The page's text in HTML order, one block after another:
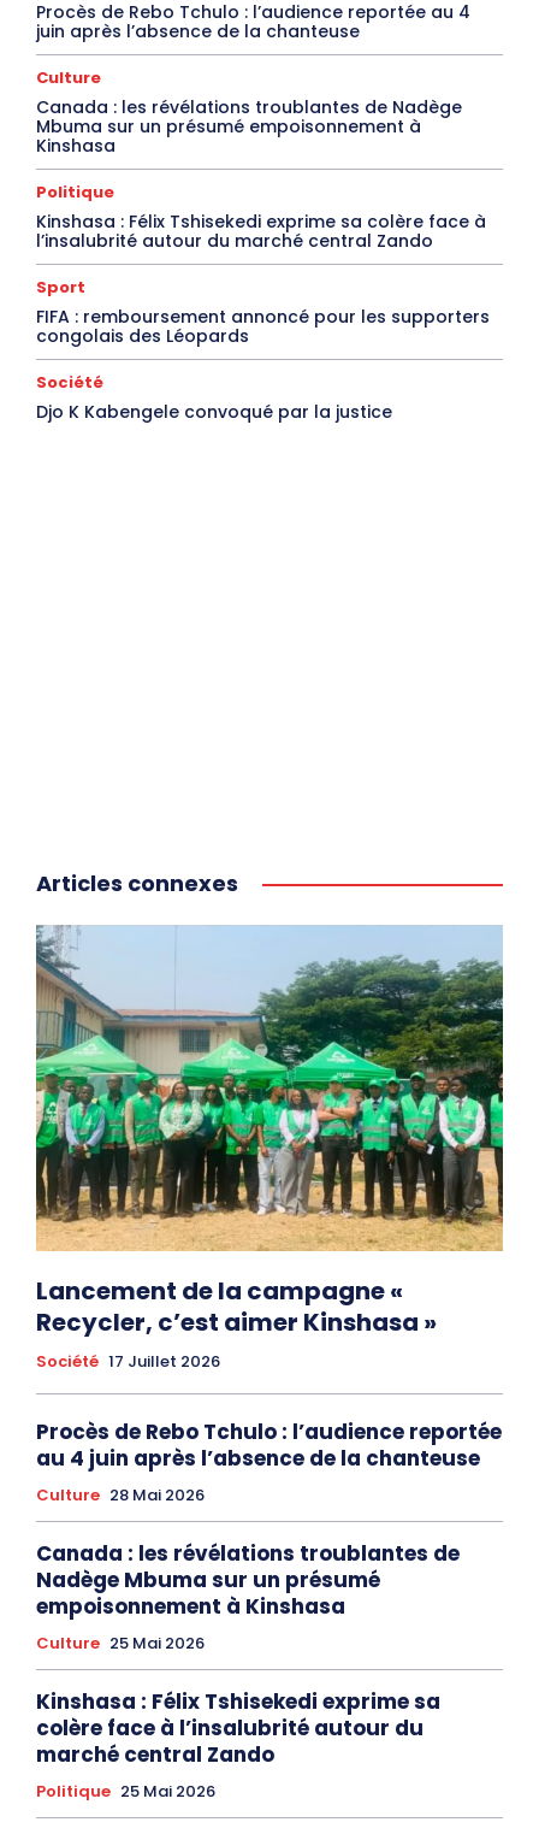
Procès de Rebo Tchulo : l’audience reportée au 4
juin après l’absence de la chanteuse
Culture
Canada : les révélations troublantes de Nadège
Mbuma sur un présumé empoisonnement à
Kinshasa
Politique
Kinshasa : Félix Tshisekedi exprime sa colère face à
l’insalubrité autour du marché central Zando
Sport
FIFA : remboursement annoncé pour les supporters
congolais des Léopards
Société
Djo K Kabengele convoqué par la justice
Articles connexes
Lancement de la campagne «
Recycler, c’est aimer Kinshasa »
Société 17 Juillet 2026
Procès de Rebo Tchulo : l’audience reportée
au 4 juin après l’absence de la chanteuse
Culture 28 Mai 2026
Canada : les révélations troublantes de
Nadège Mbuma sur un présumé
empoisonnement à Kinshasa
Culture 25 Mai 2026
Kinshasa : Félix Tshisekedi exprime sa
colère face à l’insalubrité autour du
marché central Zando
Politique 25 Mai 2026